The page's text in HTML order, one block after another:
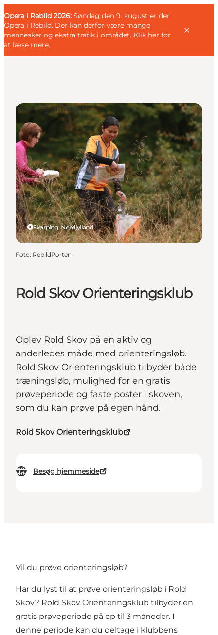
Opera i Rebild 2026: Søndag den 9. august er der
Opera i Rebild. Der kan derfor være mange
mennesker og ekstra trafik i området. Klik her for
at læse mere.
Familien
Parret
Livsnyderen
Motionisten
DET SKER
KORT OG FOLDERE
PLANLÆG DIN TUR
GæstDeutsch
Rold Skov Orienteringsklub
Oplev Rold Skov på en aktiv og
anderledes måde med orienteringsløb.
Rold Skov Orienteringsklub tilbyder både
træningsløb, mulighed for en gratis
prøveperiode og faste poster i skoven,
som du kan prøve på egen hånd.
Rold Skov Orienteringsklub
Besøg hjemmeside
Skørping, Nordjylland
Sport og aktiviteter
Foto: RebildPorten
Vil du prøve orienteringsløb?
Har du lyst til at prøve orienteringsløb i Rold
Skov? Rold Skov Orienteringsklub tilbyder en
gratis prøveperiode på op til 3 måneder. I
denne periode kan du deltage i klubbens